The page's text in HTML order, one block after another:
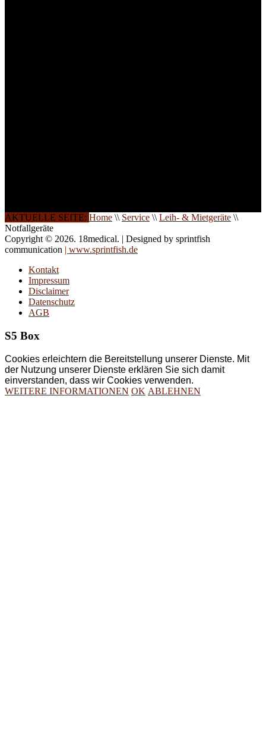
AKTUELLE SEITE: Home \\ Service \\ Leih- & Mietgeräte \\
Notfallgeräte
Copyright © 2026. 18medical. | Designed by sprintfish
communication | www.sprintfish.de
Kontakt
Impressum
Disclaimer
Datenschutz
AGB
S5 Box
Cookies erleichtern die Bereitstellung unserer Dienste. Mit
der Nutzung unserer Dienste erklären Sie sich damit
einverstanden, dass wir Cookies verwenden.
WEITERE INFORMATIONEN OK ABLEHNEN